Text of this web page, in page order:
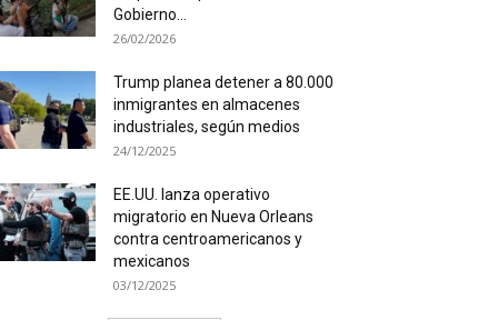
Gobierno...
26/02/2026
Trump planea detener a 80.000
inmigrantes en almacenes
industriales, según medios
24/12/2025
EE.UU. lanza operativo
migratorio en Nueva Orleans
contra centroamericanos y
mexicanos
03/12/2025